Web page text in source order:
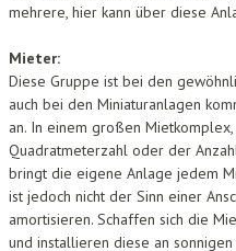
mehrere, hier kann über diese
Mieter:
Diese Gruppe ist bei den
auch bei den Miniaturanlagen
an. In einem großen
Quadratmeterzahl oder der
bringt die eigene Anlage jedem
ist jedoch nicht der Sinn einer
amortisieren. Schaffen sich die
und installieren diese an